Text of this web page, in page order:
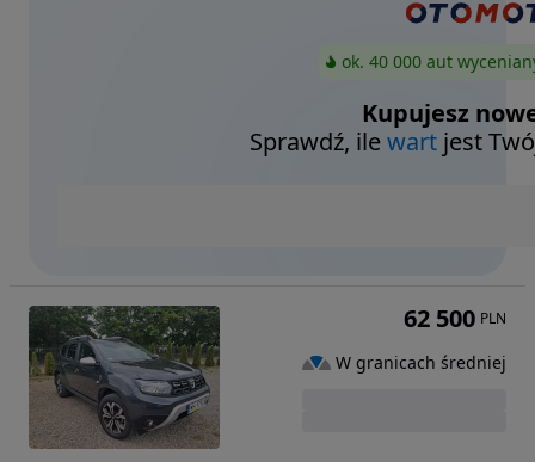
ok. 40 000 aut
Kupujesz
Sprawdź, ilewart jest
62 500 PLN
W granicach średniej